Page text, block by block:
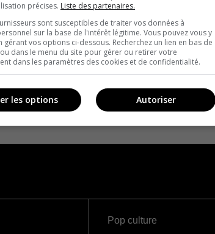
Pop culture
précises. Liste des partenaires.
sont susceptibles de traiter vos données à
sur la base de l'intérêt légitime. Vous pouvez vous y
gérant vos options ci-dessous. Recherchez un lien en bas de
dans le menu du site pour gérer ou retirer votre
dans les paramètres des cookies et de confidentialité.
Autoriser
les options